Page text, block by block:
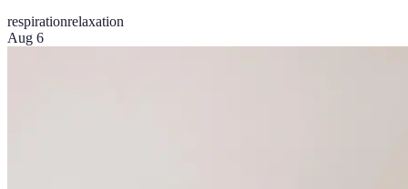
respirationrelaxation
Aug 6